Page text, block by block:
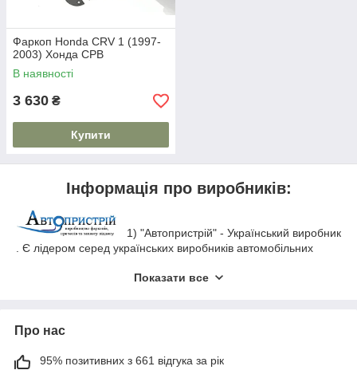
Фаркоп Honda CRV 1 (1997-
2003) Хонда СРВ
В наявності
3 630 ₴
Купити
Інформація про виробників:
1) "Автопристрій" - Український виробник
. Є лідером серед українських виробників автомобільних
сучасному обладнанні, яке відповідає всім Укр. і Євро -
перевезеного вантажу. Порошкове фарбування на тривалий
час вбереже виріб від небажаної корозії. Фаркопи варяться за
оригінальними кресленнями автомобілів, за рахунок чого
фаркоп стає на штатні місця з високою точністю. У комплекті
Показати все
Про нас
95% позитивних з 661 відгука за рік